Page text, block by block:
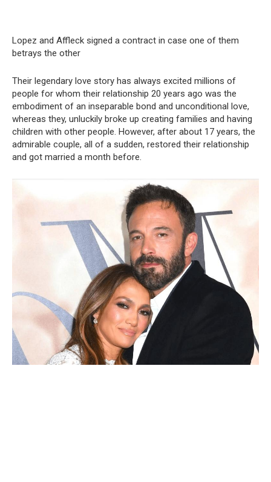
Lopez and Affleck signed a contract in case one of them
betrays the other
Their legendary love story has always excited millions of
people for whom their relationship 20 years ago was the
embodiment of an inseparable bond and unconditional love,
whereas they, unluckily broke up creating families and having
children with other people. However, after about 17 years, the
admirable couple, all of a sudden, restored their relationship
and got married a month before.